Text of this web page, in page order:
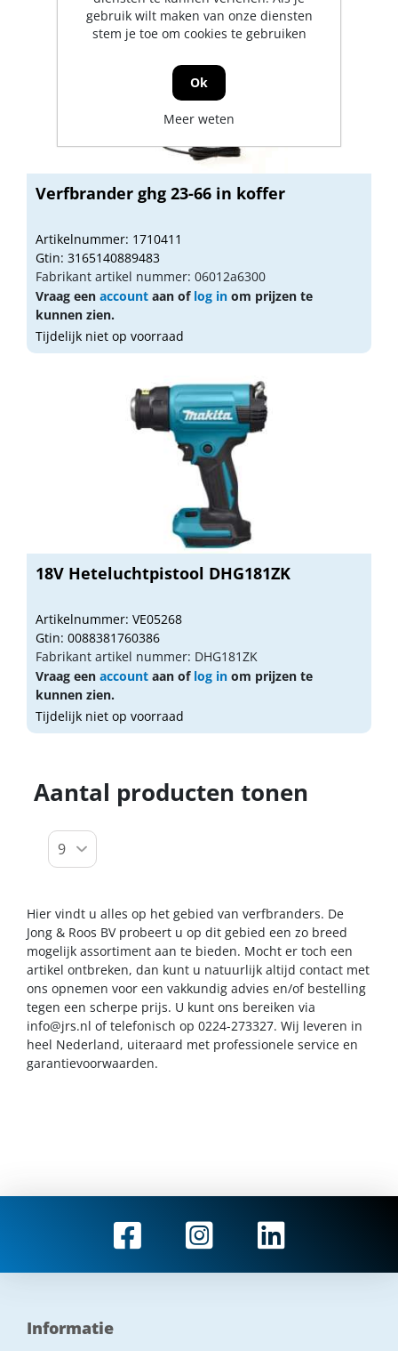
Verfbrander ghg 23-66 in koffer
Artikelnummer: 1710411
Gtin: 3165140889483
Fabrikant artikel nummer: 06012a6300
Vraag een account aan of log in om prijzen te
kunnen zien.
Tijdelijk niet op voorraad
18V Heteluchtpistool DHG181ZK
Artikelnummer: VE05268
Gtin: 0088381760386
Fabrikant artikel nummer: DHG181ZK
Vraag een account aan of log in om prijzen te
kunnen zien.
Tijdelijk niet op voorraad
Aantal producten tonen
Hier vindt u alles op het gebied van verfbranders. De
Jong & Roos BV probeert u op dit gebied een zo breed
mogelijk assortiment aan te bieden. Mocht er toch een
artikel ontbreken, dan kunt u natuurlijk altijd contact met
ons opnemen voor een vakkundig advies en/of bestelling
tegen een scherpe prijs. U kunt ons bereiken via
info@jrs.nl of telefonisch op 0224-273327. Wij leveren in
heel Nederland, uiteraard met professionele service en
garantievoorwaarden.
Informatie
gebruik wilt maken van onze diensten
stem je toe om cookies te gebruiken
Ok
Meer weten